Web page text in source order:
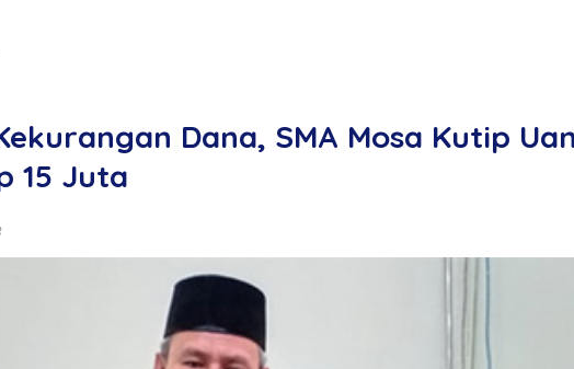
Dana, SMA Mosa Kutip
15 Juta